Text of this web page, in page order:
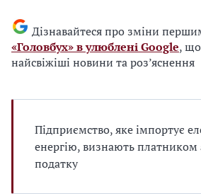
Дізнавайтеся про зміни
«Головбух» в улюблені Google,
найсвіжіші новини та роз’яснення
Підприємство, яке імпортує
енергію, визнають платником
податку